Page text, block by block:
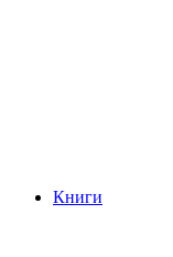
Книги